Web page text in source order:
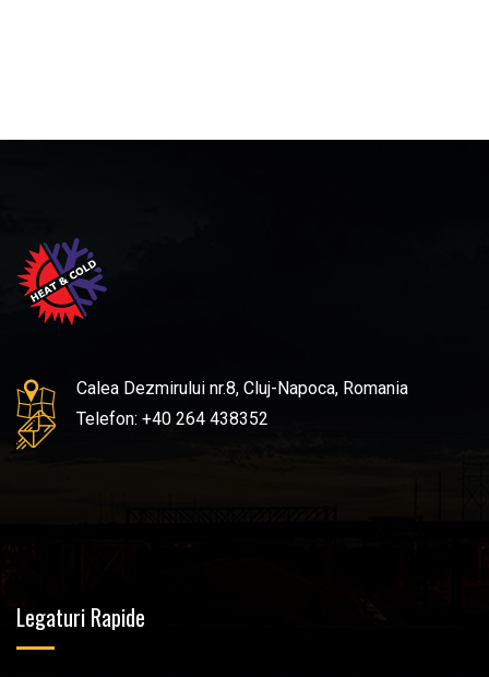
Calea Dezmirului nr.8, Cluj-Napoca, Romania
Telefon: +40 264 438352
Legaturi Rapide